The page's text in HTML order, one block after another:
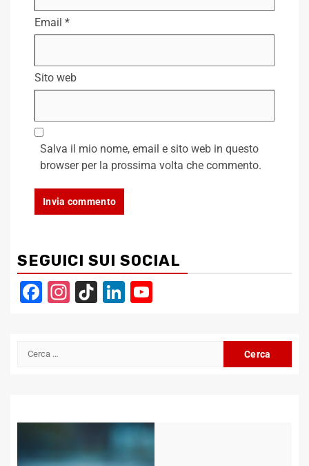
Email *
Sito web
Salva il mio nome, email e sito web in questo
browser per la prossima volta che commento.
SEGUICI SUI SOCIAL
Facebook
Instagram
TikTokLinkedIn
Ricerca